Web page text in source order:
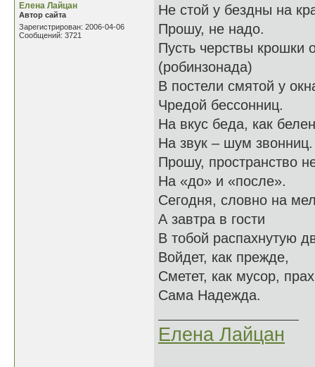
Елена Лайцан
Автор сайта
Зарегистрирован: 2006-04-06
Сообщений: 3721
Не стой у бездны на
Прошу, не надо.
Пусть черствы крошки
(робинзонада)
В постели смятой у
Чредой бессонниц.
На вкус беда, как
На звук – шум звонниц.
Прошу, пространство
На «до» и «после».
Сегодня, словно на
А завтра в гости
В тобой распахнутую
Войдет, как прежде,
Сметет, как мусор,
Сама Надежда.
Елена Лайцан